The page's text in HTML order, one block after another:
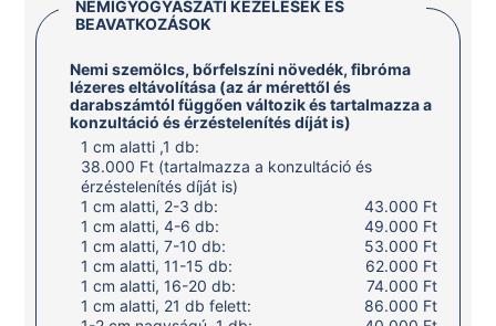
NEMIGYÓGYÁSZATI KEZELÉSEK ÉS
BEAVATKOZÁSOK
Nemi szemölcs, bőrfelszíni növedék, fibróma
lézeres eltávolítása (az ár mérettől és
darabszámtól függően változik és tartalmazza a
konzultáció és érzéstelenítés díját is)
1 cm alatti ,1 db:
38.000 Ft (tartalmazza a konzultáció és
érzéstelenítés díját is)
1 cm alatti, 2-3 db:
43.000 Ft
1 cm alatti, 4-6 db:
49.000 Ft
1 cm alatti, 7-10 db:
53.000 Ft
1 cm alatti, 11-15 db:
62.000 Ft
1 cm alatti, 16-20 db:
74.000 Ft
1 cm alatti, 21 db felett:
86.000 Ft